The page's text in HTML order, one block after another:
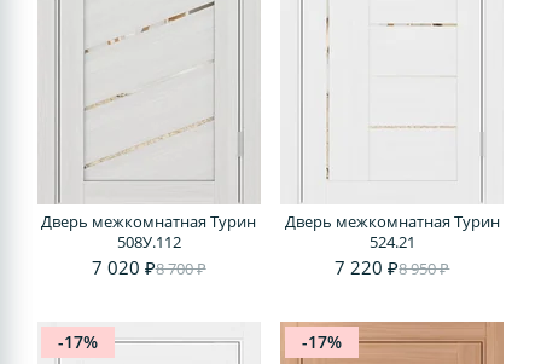
Дверь межкомнатная Турин
508У.112
7 020 ₽8 700 ₽
Дверь межкомнатная Турин
524.21
7 220 ₽8 950 ₽
-17% -17%